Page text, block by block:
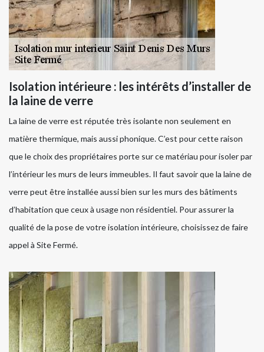
Isolation intérieure : les intérêts d’installer de
la laine de verre
La laine de verre est réputée très isolante non seulement en
matière thermique, mais aussi phonique. C’est pour cette raison
que le choix des propriétaires porte sur ce matériau pour isoler par
l’intérieur les murs de leurs immeubles. Il faut savoir que la laine de
verre peut être installée aussi bien sur les murs des bâtiments
d’habitation que ceux à usage non résidentiel. Pour assurer la
qualité de la pose de votre isolation intérieure, choisissez de faire
appel à Site Fermé.